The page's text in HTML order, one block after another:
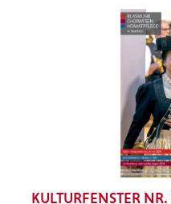
KULTURFENSTER